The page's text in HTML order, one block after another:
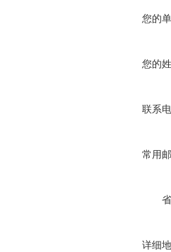
您的
您的
联系
常用
详细